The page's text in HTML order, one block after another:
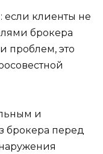
если клиенты не
брокера
проблем, это
и
брокера перед